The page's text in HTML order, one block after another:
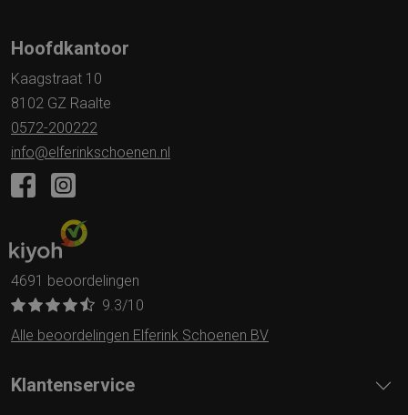
Hoofdkantoor
Kaagstraat 10
8102 GZ Raalte
0572-200222
info@elferinkschoenen.nl
4691 beoordelingen
9.3/10
Alle beoordelingen Elferink Schoenen BV
Klantenservice